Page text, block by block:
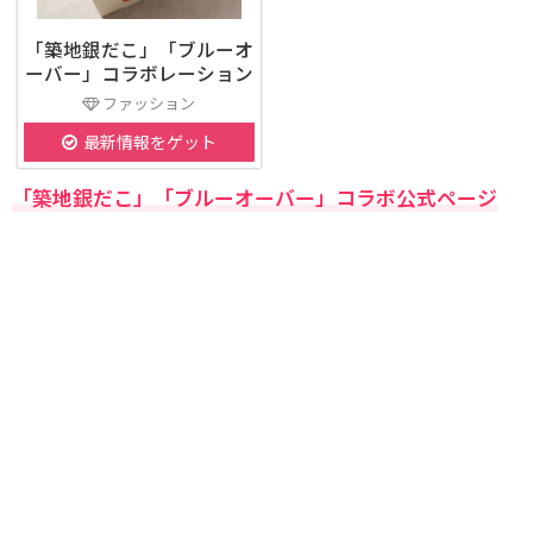
「築地銀だこ」「ブルーオ
ーバー」コラボレーション
ファッション
最新情報をゲット
「築地銀だこ」「ブルーオーバー」コラボ公式ページ